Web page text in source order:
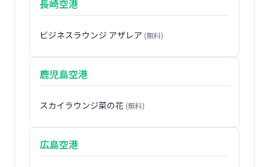
長崎空港
ビジネスラウンジ アザレア (無料)
鹿児島空港
スカイラウンジ菜の花 (無料)
広島空港